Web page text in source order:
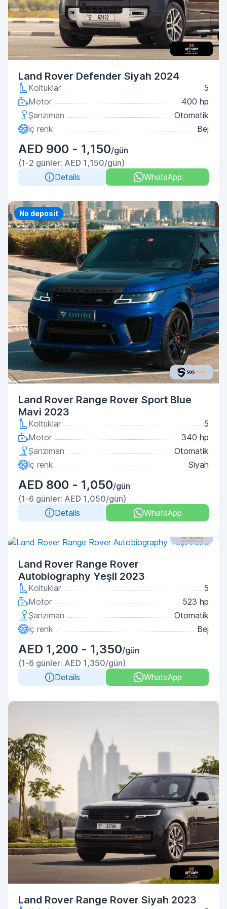
Land Rover Defender Siyah 2024
Koltuklar
5
Motor
400 hp
Şanzıman
Otomatik
İç renk
Bej
AED 900 - 1,150/gün
(1-2 günler: AED 1,150/gün)
Details
WhatsApp
No deposit
Land Rover Range Rover Sport Blue
Mavi 2023
Koltuklar
5
Motor
340 hp
Şanzıman
Otomatik
İç renk
Siyah
AED 800 - 1,050/gün
(1-6 günler: AED 1,050/gün)
Details
WhatsApp
Land Rover Range Rover
Autobiography Yeşil 2023
Koltuklar
5
Motor
523 hp
Şanzıman
Otomatik
İç renk
Bej
AED 1,200 - 1,350/gün
(1-6 günler: AED 1,350/gün)
Details
WhatsApp
Land Rover Range Rover Siyah 2023